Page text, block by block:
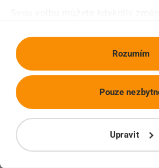
Rozumím
Upravit
Pouze